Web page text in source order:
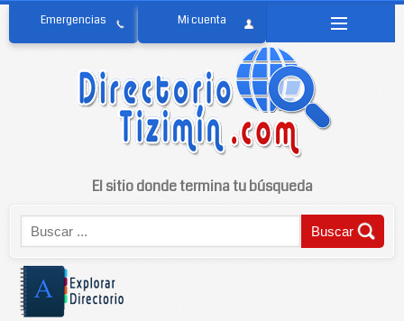
El sitio donde termina tu búsqueda